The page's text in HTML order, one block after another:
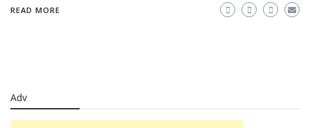
READ MORE
Adv